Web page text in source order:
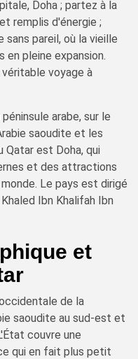
Doha ; partez à la
remplis d'énergie ;
pareil, où la vieille
pleine expansion.
voyage à
arabe, sur le
saoudite et les
Qatar est Doha, qui
et des attractions
Le pays est dirigé
Ibn Khalifah Ibn
et
de la
saoudite au sud-est et
couvre une
qui en fait plus petit